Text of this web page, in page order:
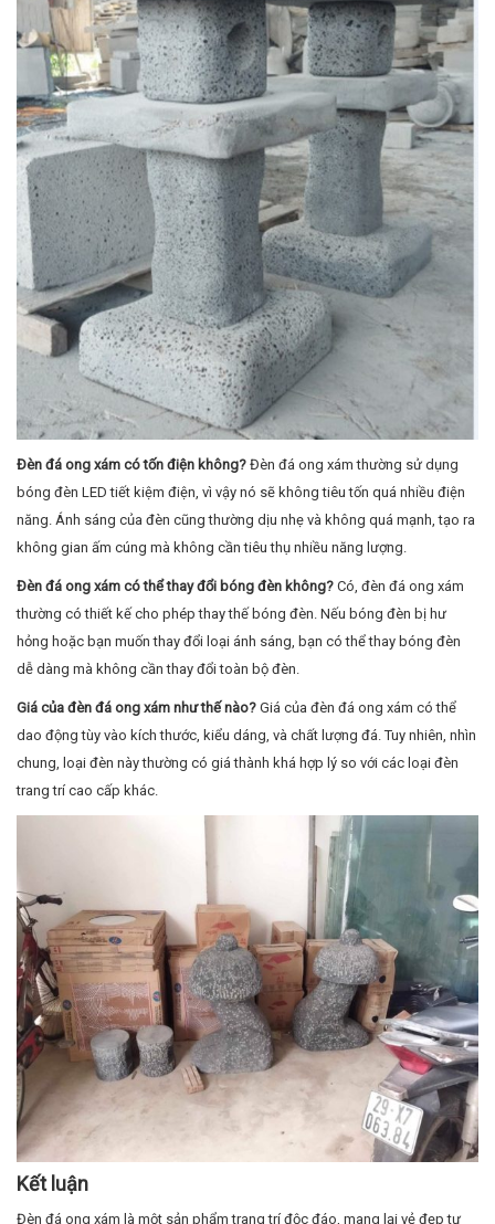
Đèn đá ong xám có tốn điện không?Đèn đá ong xám thường sử dụng
bóng đèn LED tiết kiệm điện, vì vậy nó sẽ không tiêu tốn quá nhiều điện
năng. Ánh sáng của đèn cũng thường dịu nhẹ và không quá mạnh, tạo ra
không gian ấm cúng mà không cần tiêu thụ nhiều năng lượng.
Đèn đá ong xám có thể thay đổi bóng đèn không?
Có, đèn đá ong xám
thường có thiết kế cho phép thay thế bóng đèn. Nếu bóng đèn bị hư
hỏng hoặc bạn muốn thay đổi loại ánh sáng, bạn có thể thay bóng đèn
dễ dàng mà không cần thay đổi toàn bộ đèn.
Giá của đèn đá ong xám như thế nào?
Giá của đèn đá ong xám có thể
dao động tùy vào kích thước, kiểu dáng, và chất lượng đá. Tuy nhiên, nhìn
trang trí cao cấp khác.
Kết luận
Đèn đá ong xám là một sản phẩm trang trí độc đáo, mang lại vẻ đẹp tự
nhiên và hiệu ứng ánh sáng ấn tượng. Được làm từ đá ong tự nhiên, đèn
không chỉ bền bỉ mà còn có thể chịu được điều kiện môi trường khắc
nghiệt, đặc biệt là khi sử dụng ngoài trời. Với khả năng tạo không gian
ấm áp, gần gũi và dễ chịu, đèn đá ong xám là lựa chọn lý tưởng cho nhiều
không gian sống và làm việc.
TỔNG KHO ĐÁ TỰ NHIÊN TRƯỜNG PHÁT CERAMICS